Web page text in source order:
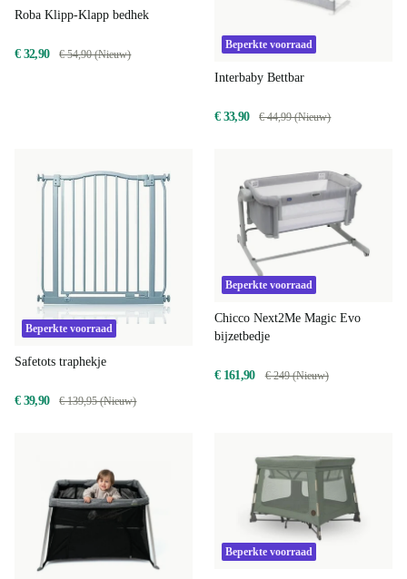
Roba Klipp-Klapp bedhek
€ 32,90 € 54,90 (Nieuw)
Beperkte voorraad
Interbaby Bettbar
€ 33,90 € 44,99 (Nieuw)
Beperkte voorraad
Safetots traphekje
€ 39,90 € 139,95 (Nieuw)
Beperkte voorraad
Chicco Next2Me Magic Evo
bijzetbedje
€ 161,90 € 249 (Nieuw)
Beperkte voorraad